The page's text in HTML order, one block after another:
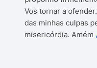
Vos tornar a
das minhas culpas
misericórdia. Amém